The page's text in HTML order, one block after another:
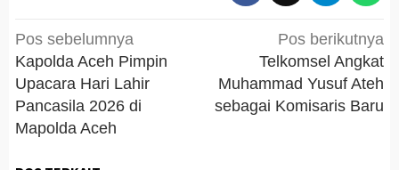
Navigasi
pos
Pos sebelumnya
Kapolda Aceh Pimpin
Upacara Hari Lahir
Pancasila 2026 di
Mapolda Aceh
Pos berikutnya
Telkomsel Angkat
Muhammad Yusuf Ateh
sebagai Komisaris Baru